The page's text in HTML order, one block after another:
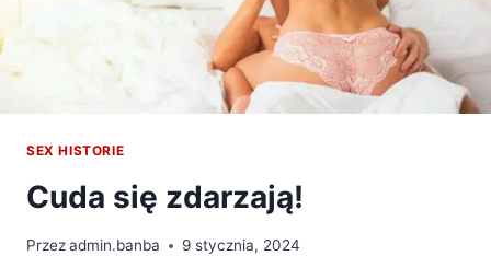
SEX HISTORIE
Cuda się zdarzają!
Przezadmin.banba 9 stycznia, 2024